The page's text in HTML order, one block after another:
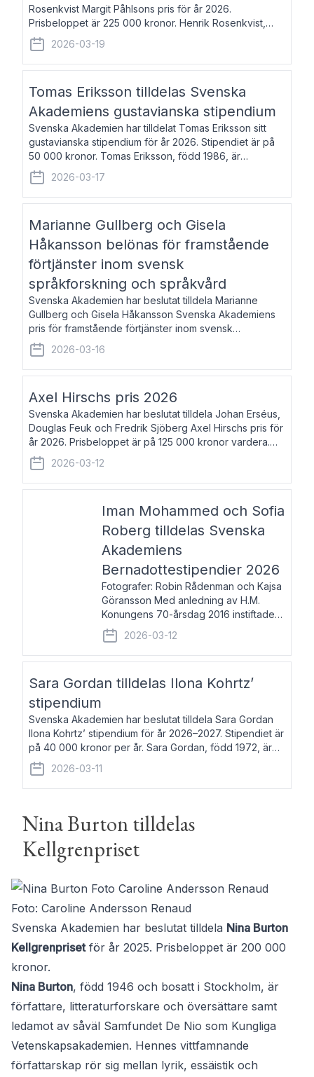
Rosenkvist Margit Påhlsons pris för år 2026.
Prisbeloppet är 225 000 kronor. Henrik Rosenkvist,
född 1965, är professor i nordiska språk vid Göteborgs
universitet. Han disputerade 2004 på avhan
2026-03-19
Tomas Eriksson tilldelas Svenska
Akademiens gustavianska stipendium
Svenska Akademien har tilldelat Tomas Eriksson sitt
gustavianska stipendium för år 2026. Stipendiet är på
50 000 kronor. Tomas Eriksson, född 1986, är
projektledare inom marknadsföring och författare och
utkom i fjol med boken Syndabocken.
2026-03-17
Marianne Gullberg och Gisela
Håkansson belönas för framstående
förtjänster inom svensk
språkforskning och språkvård
Svenska Akademien har beslutat tilldela Marianne
Gullberg och Gisela Håkansson Svenska Akademiens
pris för framstående förtjänster inom svensk
språkforskning och språkvård till minne av Carl Gabriel
och Karin Forsberg för år 2026. Prissumma
2026-03-16
Axel Hirschs pris 2026
Svenska Akademien har beslutat tilldela Johan Erséus,
Douglas Feuk och Fredrik Sjöberg Axel Hirschs pris för
år 2026. Prisbeloppet är på 125 000 kronor vardera.
Johan Erséus, född 1959, är fackboksförfattare och
journalist med mångårigt för
2026-03-12
Iman Mohammed och Sofia
Roberg tilldelas Svenska
Akademiens
Bernadottestipendier 2026
Fotografer: Robin Rådenman och Kajsa
Göransson Med anledning av H.M.
Konungens 70-årsdag 2016 instiftade
fem av de kungliga akademierna det så
kallade Bernadotteprogrammet med
syfte att genom stipendier erbjuda stöd
2026-03-12
Sara Gordan tilldelas Ilona Kohrtz’
stipendium
Svenska Akademien har beslutat tilldela Sara Gordan
Ilona Kohrtz’ stipendium för år 2026–2027. Stipendiet är
på 40 000 kronor per år. Sara Gordan, född 1972, är
författare och översättare. Hon debuterade 2006 med
det prosalyriska verket En
2026-03-11
Nina Burton tilldelas
Kellgrenpriset
Foto: Caroline Andersson Renaud
Svenska Akademien har beslutat tilldela Nina Burton
Kellgrenprisetför år 2025. Prisbeloppet är 200 000
kronor.
Nina Burton, född 1946 och bosatt i Stockholm, är
författare, litteraturforskare och översättare samt
ledamot av såväl Samfundet De Nio som Kungliga
Vetenskapsakademien. Hennes vittfamnande
författarskap rör sig mellan lyrik, essäistik och